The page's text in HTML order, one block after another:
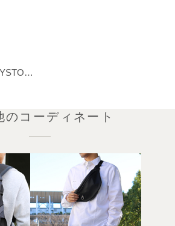
トイ・ストーリー/TOYSTORYグリーンアーミーメンネックレス
のコーディネート